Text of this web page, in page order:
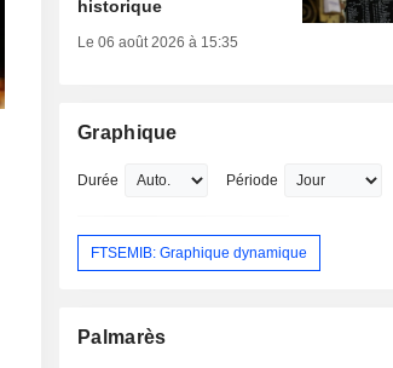
historique
Le 06 août 2026 à 15:35
Graphique
Durée Période
FTSEMIB: Graphique dynamique
Palmarès